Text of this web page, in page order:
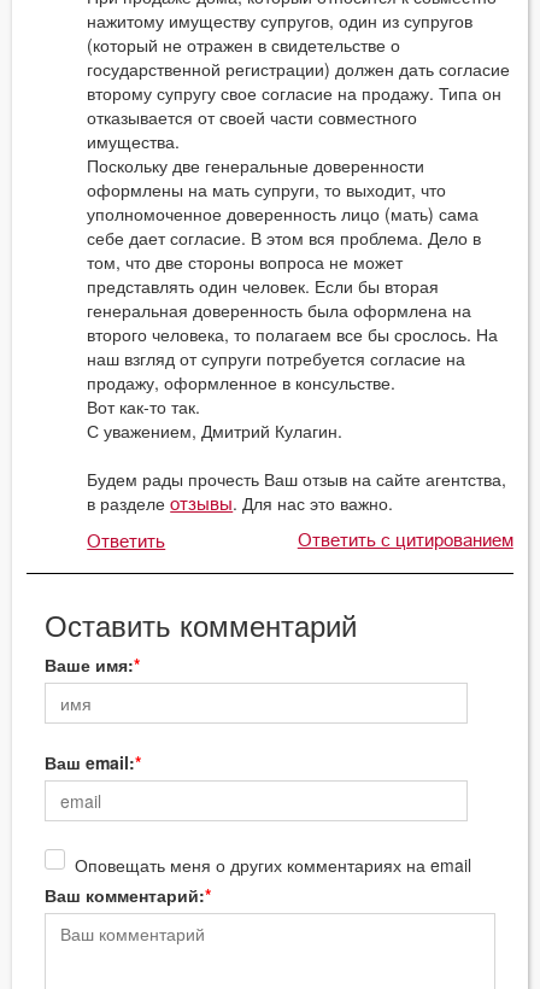
нажитому имуществу супругов, один из супругов
(который не отражен в свидетельстве о
государственной регистрации) должен дать согласие
второму супругу свое согласие на продажу. Типа он
отказывается от своей части совместного
имущества.
Поскольку две генеральные доверенности
оформлены на мать супруги, то выходит, что
уполномоченное доверенность лицо (мать) сама
себе дает согласие. В этом вся проблема. Дело в
том, что две стороны вопроса не может
представлять один человек. Если бы вторая
генеральная доверенность была оформлена на
второго человека, то полагаем все бы срослось. На
наш взгляд от супруги потребуется согласие на
продажу, оформленное в консульстве.
Вот как-то так.
С уважением, Дмитрий Кулагин.
Будем рады прочесть Ваш отзыв на сайте агентства,
в разделеотзывы. Для нас это важно.
Ответить Ответить с цитированием
Оставить комментарий
Ваше имя:
Ваш email:
Оповещать меня о других комментариях на email
Ваш комментарий: